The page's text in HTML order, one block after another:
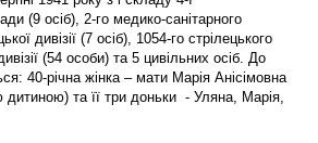
(9 осіб), 2-го медико-санітарного
дивізії (7 осіб), 1054-го стрілецького
(54 особи) та 5 цивільних осіб. До
40-річна жінка – мати Марія Анісімовна
дитиною) та її три доньки - Уляна, Марія,